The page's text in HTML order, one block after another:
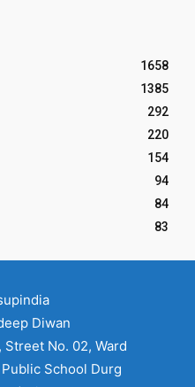
1658
1385
292
220
154
94
84
83
Diwan
Street No. 02, Ward
School Durg